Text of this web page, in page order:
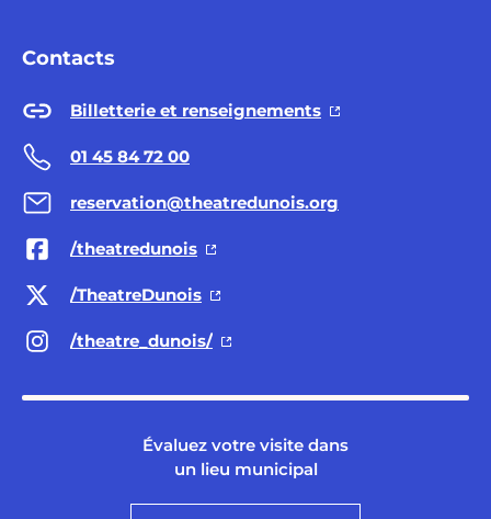
Contacts
Billetterie et renseignements
01 45 84 72 00
reservation@theatredunois.org
/theatredunois
/TheatreDunois
/theatre_dunois/
Évaluez votre visite dans
un lieu municipal